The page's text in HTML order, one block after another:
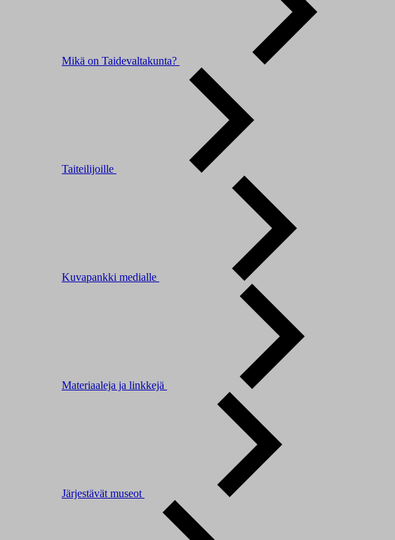
Mikä on Taidevaltakunta?
Taiteilijoille
Kuvapankki medialle
Materiaaleja ja linkkejä
Järjestävät museot